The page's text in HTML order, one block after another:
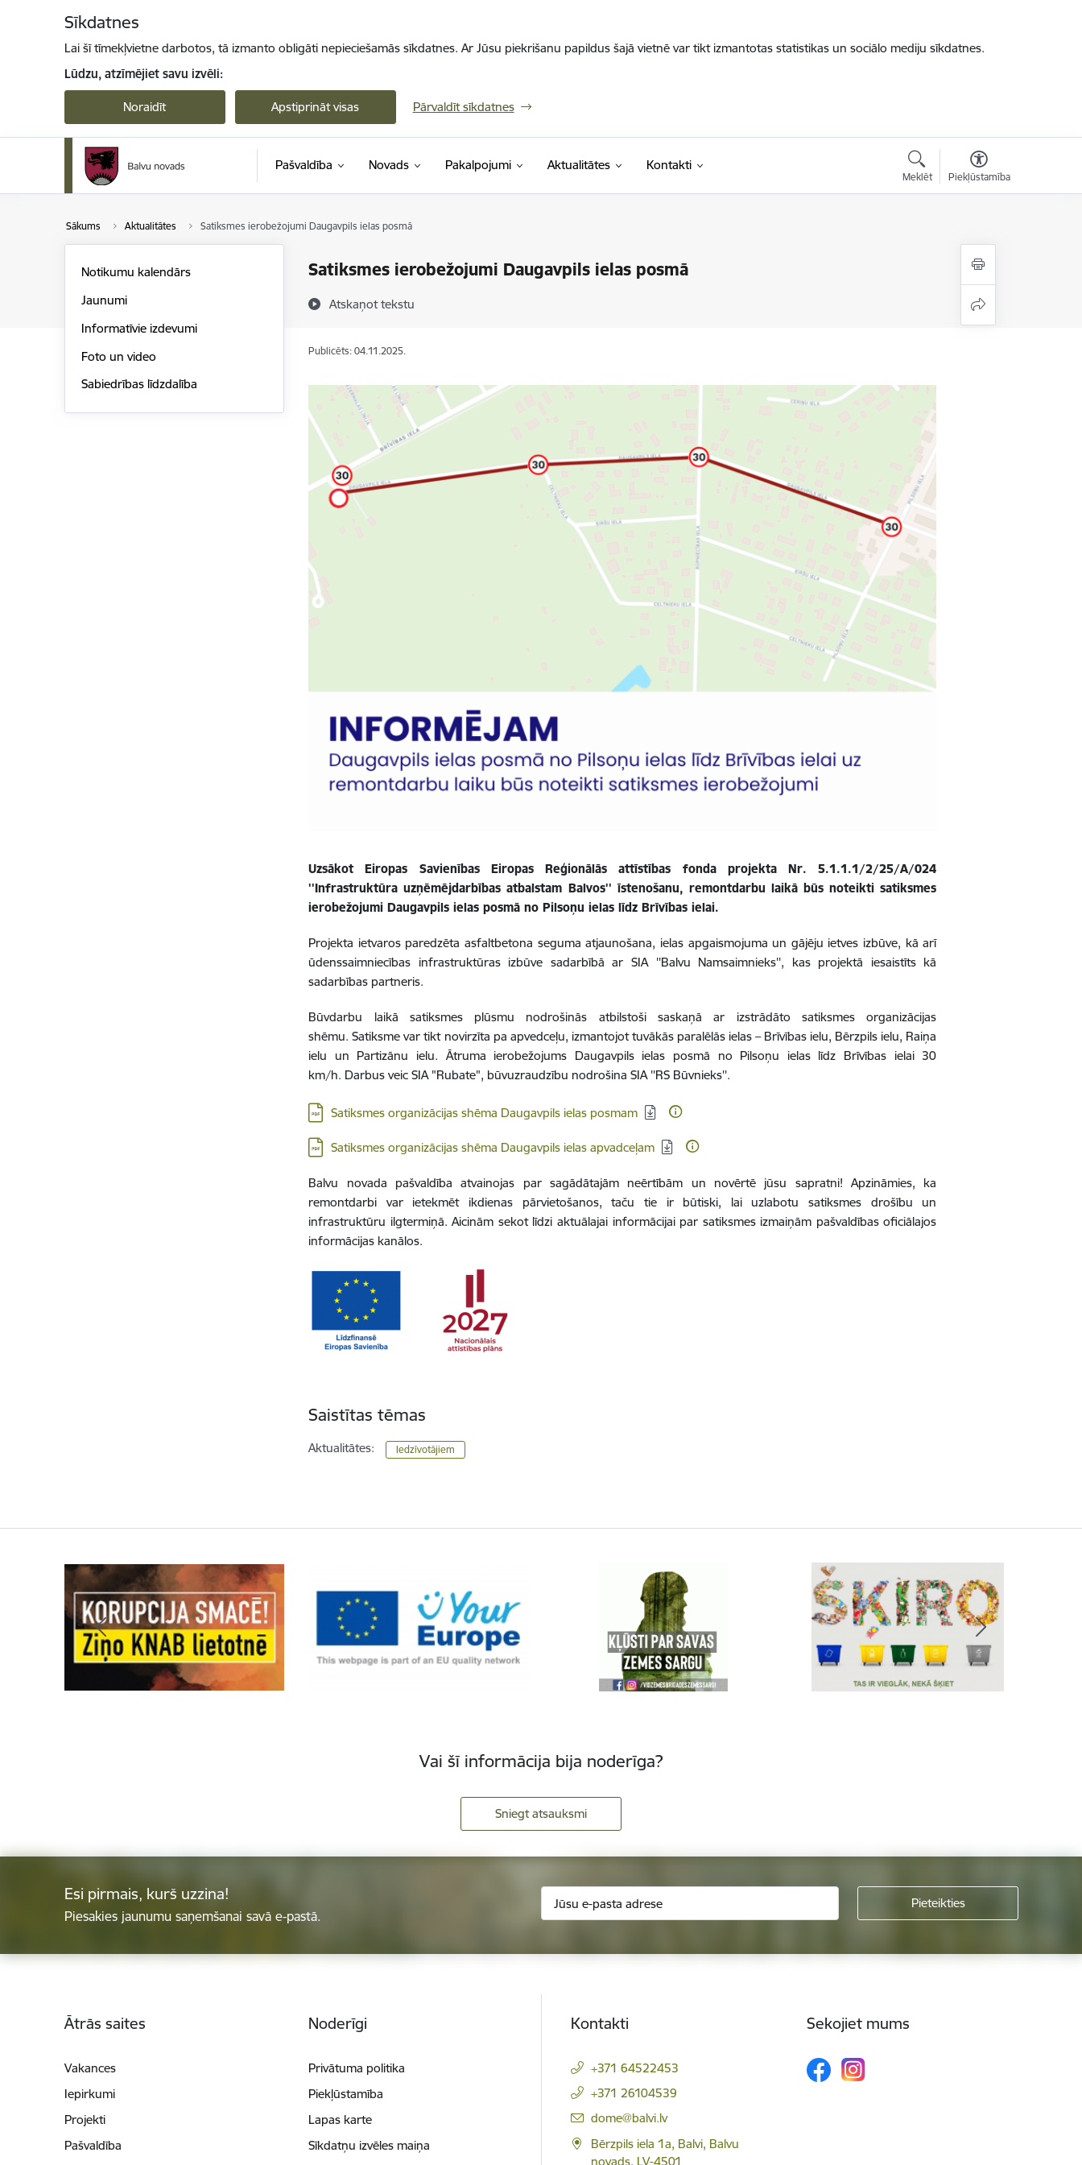
Sīkdatnes
Lai šī tīmekļvietne darbotos, tā izmanto obligāti nepieciešamās sīkdatnes. Ar Jūsu piekrišanu papildus šajā vietnē var tikt izmantotas statistikas un sociālo mediju sīkdatnes.
Lūdzu, atzīmējiet savu izvēli:
Noraidīt Apstiprināt visas Pārvaldīt sīkdatnes
Pašvaldība Novads Pakalpojumi Aktualitātes Kontakti
Meklēt Piekļūstamība
Sākums Aktualitātes Satiksmes ierobežojumi Daugavpils ielas posmā
Satiksmes ierobežojumi Daugavpils ielas posmā
Atskaņot tekstu
Notikumu kalendārs
Jaunumi
Informatīvie izdevumi
Foto un video
Sabiedrības līdzdalība
Publicēts: 04.11.2025.
Uzsākot Eiropas Savienības Eiropas Reģionālās attīstības fonda projekta Nr. 5.1.1.1/2/25/A/024
''Infrastruktūra uzņēmējdarbības atbalstam Balvos'' īstenošanu, remontdarbu laikā būs noteikti satiksmes
ierobežojumi Daugavpils ielas posmā no Pilsoņu ielas līdz Brīvības ielai.
Projekta ietvaros paredzēta asfaltbetona seguma atjaunošana, ielas apgaismojuma un gājēju ietves izbūve, kā arī
ūdenssaimniecības infrastruktūras izbūve sadarbībā ar SIA ''Balvu Namsaimnieks'', kas projektā iesaistīts kā
sadarbības partneris.
Būvdarbu laikā satiksmes plūsmu nodrošinās atbilstoši saskaņā ar izstrādāto satiksmes organizācijas
shēmu.Satiksme var tikt novirzīta pa apvedceļu, izmantojot tuvākās paralēlās ielas – Brīvības ielu, Bērzpils ielu, Raiņa
ielu un Partizānu ielu. Ātruma ierobežojums Daugavpils ielas posmā no Pilsoņu ielas līdz Brīvības ielai30
km/h. Darbus veic SIA "Rubate", būvuzraudzību nodrošina SIA ''RS Būvnieks''.
Lejupielādēt:
Satiksmes organizācijas shēma Daugavpils ielas posmam
Lejupielādēt:
Satiksmes organizācijas shēma Daugavpils ielas apvadceļam
Balvu novada pašvaldība atvainojas par sagādātajām neērtībām un novērtē jūsu sapratni! Apzināmies, ka
remontdarbi var ietekmēt ikdienas pārvietošanos, taču tie ir būtiski, lai uzlabotu satiksmes drošību un
infrastruktūru ilgtermiņā. Aicinām sekot līdzi aktuālajai informācijai par satiksmes izmaiņām pašvaldības oficiālajos
informācijas kanālos.
Saistītas tēmas
Aktualitātes: Iedzīvotājiem
Vai šī informācija bija noderīga?
Sniegt atsauksmi
Esi pirmais, kurš uzzina!
Piesakies jaunumu saņemšanai savā e-pastā.
Ātrās saites
Vakances
Iepirkumi
Projekti
Pašvaldība
Noderīgi
Privātuma politika
Piekļūstamība
Lapas karte
Sīkdatņu izvēles maiņa
Kontakti
+371 64522453
+371 26104539
E-pasts:
dome@balvi.lv
Bērzpils iela 1a, Balvi, Balvu
novads, LV-4501
Sekojiet mums